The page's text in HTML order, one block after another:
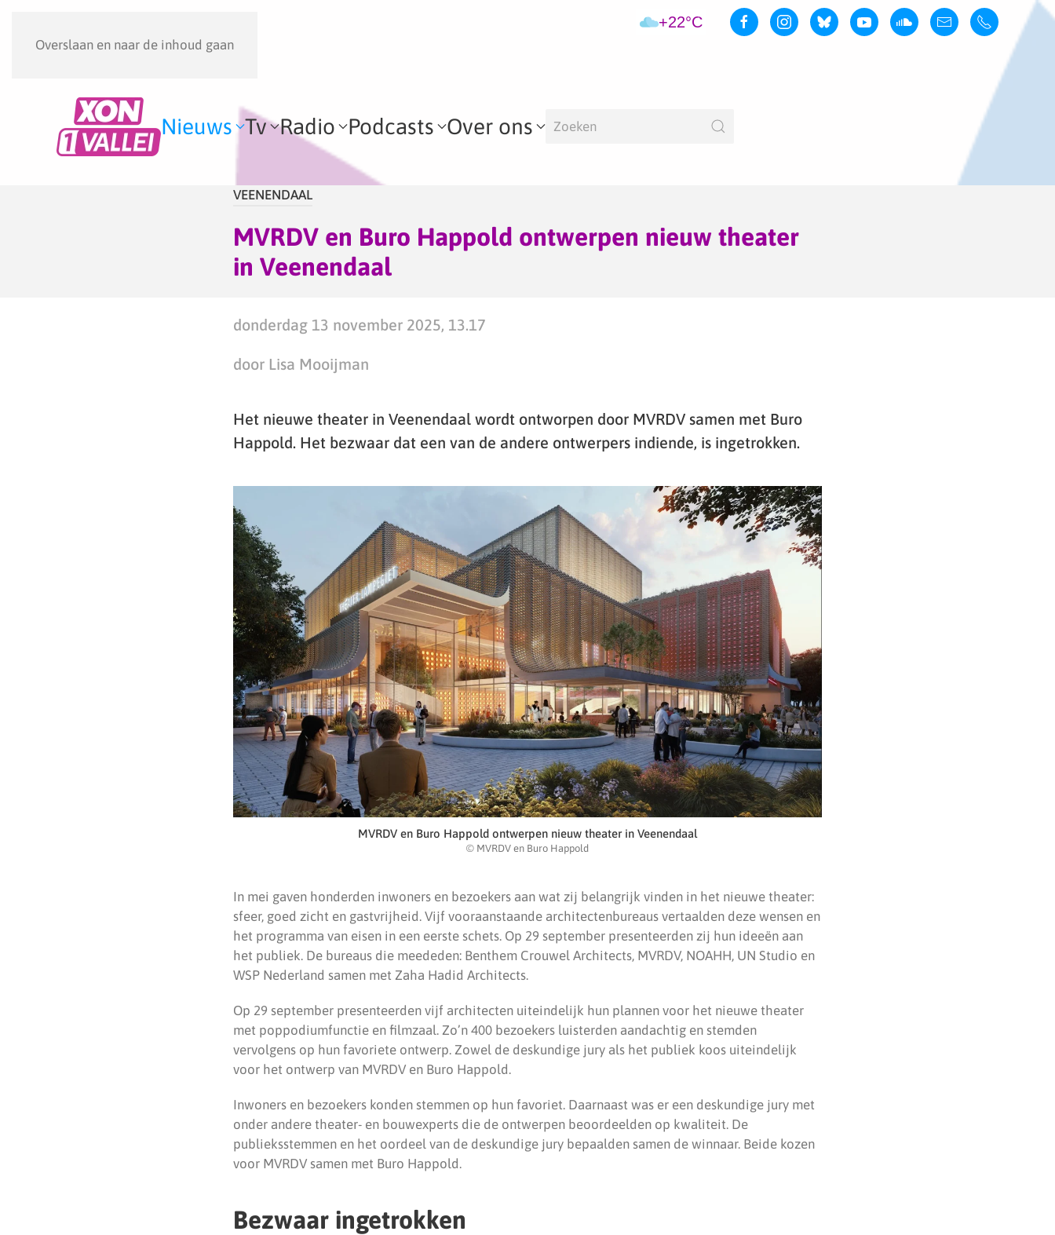
Overslaan en naar de inhoud gaan
+22°C
Nieuws Tv Radio Podcasts Over ons
VEENENDAAL
MVRDV en Buro Happold ontwerpen nieuw theater
in Veenendaal
donderdag 13 november 2025, 13.17
door Lisa Mooijman
Het nieuwe theater in Veenendaal wordt ontworpen door MVRDV samen met Buro
Happold. Het bezwaar dat een van de andere ontwerpers indiende, is ingetrokken.
MVRDV en Buro Happold ontwerpen nieuw theater in Veenendaal
© MVRDV en Buro Happold
In mei gaven honderden inwoners en bezoekers aan wat zij belangrijk vinden in het nieuwe theater:
sfeer, goed zicht en gastvrijheid. Vijf vooraanstaande architectenbureaus vertaalden deze wensen en
het programma van eisen in een eerste schets. Op 29 september presenteerden zij hun ideeën aan
het publiek. De bureaus die meededen: Benthem Crouwel Architects, MVRDV, NOAHH, UN Studio en
WSP Nederland samen met Zaha Hadid Architects.
Op 29 september presenteerden vijf architecten uiteindelijk hun plannen voor het nieuwe theater
met poppodiumfunctie en filmzaal. Zo’n 400 bezoekers luisterden aandachtig en stemden
vervolgens op hun favoriete ontwerp. Zowel de deskundige jury als het publiek koos uiteindelijk
voor het ontwerp van MVRDV en Buro Happold.
Inwoners en bezoekers konden stemmen op hun favoriet. Daarnaast was er een deskundige jury met
onder andere theater- en bouwexperts die de ontwerpen beoordeelden op kwaliteit. De
publieksstemmen en het oordeel van de deskundige jury bepaalden samen de winnaar. Beide kozen
voor MVRDV samen met Buro Happold.
Bezwaar ingetrokken